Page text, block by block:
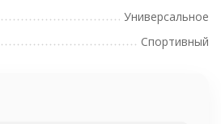
Универсальное
Спортивный